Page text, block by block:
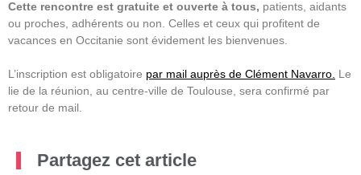
Cette rencontre est gratuite et ouverte à tous, patients, aidants
ou proches, adhérents ou non. Celles et ceux qui profitent de
vacances en Occitanie sont évidement les bienvenues.
L’inscription est obligatoire par mail auprès de Clément Navarro. Le
lie de la réunion, au centre-ville de Toulouse, sera confirmé par
retour de mail.
Partagez cet article